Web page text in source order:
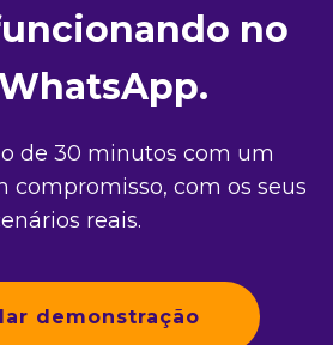
no
de 30 minutos com um
compromisso, com os seus
reais.
demonstração